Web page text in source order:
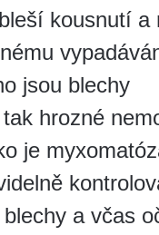
kousnutí a
jsou blechy
hrozné
je
a včas